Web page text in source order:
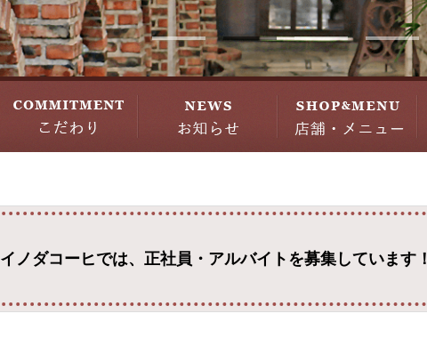
イノダコーヒでは、 正社員・アルバイトを募集しています！